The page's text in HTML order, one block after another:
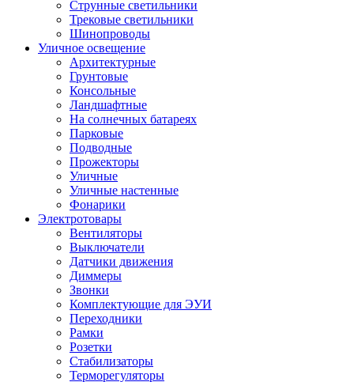
Струнные светильники
Трековые светильники
Шинопроводы
Уличное освещение
Архитектурные
Грунтовые
Консольные
Ландшафтные
На солнечных батареях
Парковые
Подводные
Прожекторы
Уличные
Уличные настенные
Фонарики
Электротовары
Вентиляторы
Выключатели
Датчики движения
Диммеры
Звонки
Комплектующие для ЭУИ
Переходники
Рамки
Розетки
Стабилизаторы
Терморегуляторы